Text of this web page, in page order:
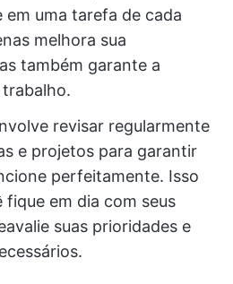
uma tarefa de cada
melhora sua
também garante a
trabalho.
revisar regularmente
e projetos para garantir
perfeitamente. Isso
fique em dia com seus
suas prioridades e